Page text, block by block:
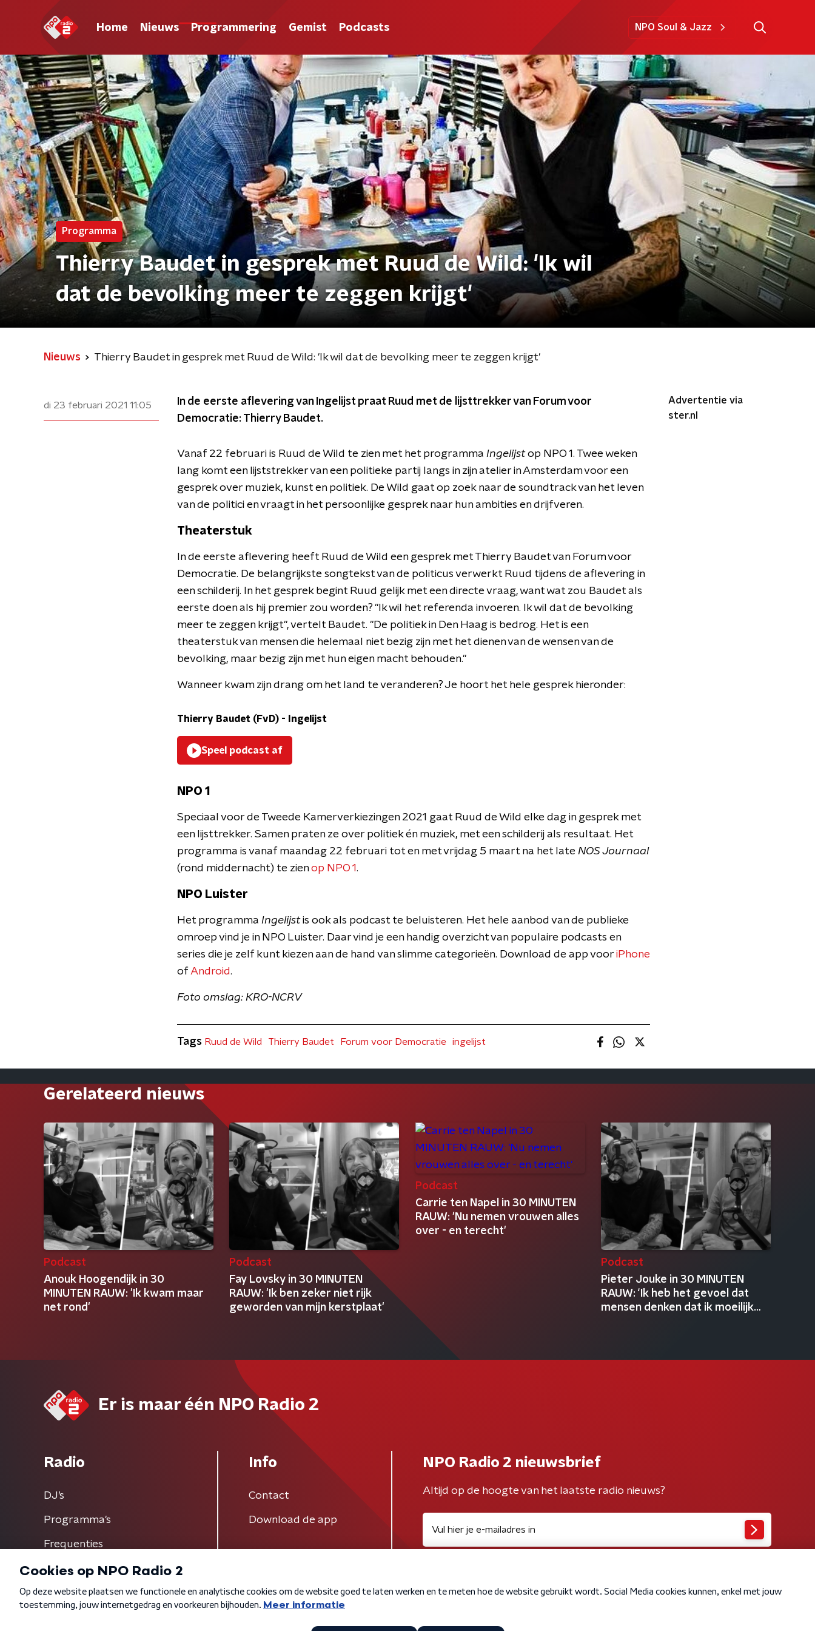
Home Nieuws Programmering Gemist Podcasts NPO Soul & Jazz
Programma
Thierry Baudet in gesprek met Ruud de Wild: 'Ik wil
dat de bevolking meer te zeggen krijgt'
Nieuws Thierry Baudet in gesprek met Ruud de Wild: 'Ik wil dat de bevolking meer te zeggen krijgt'
di 23 februari 2021 11:05
In de eerste aflevering van Ingelijst praat Ruud met de lijsttrekker van Forum voor
Democratie: Thierry Baudet.
Vanaf 22 februari is Ruud de Wild te zien met het programma Ingelijstop NPO 1. Twee weken
lang komt een lijststrekker van een politieke partij langs in zijn atelier in Amsterdam voor een
gesprek over muziek, kunst en politiek. De Wild gaat op zoek naar de soundtrack van het leven
van de politici en vraagt in het persoonlijke gesprek naar hun ambities en drijfveren.
Theaterstuk
In de eerste aflevering heeft Ruud de Wild een gesprek met Thierry Baudet van Forum voor
Democratie. De belangrijkste songtekst van de politicus verwerkt Ruud tijdens de aflevering in
een schilderij. In het gesprek begint Ruud gelijk met een directe vraag, want wat zou Baudet als
eerste doen als hij premier zou worden? "Ik wil het referenda invoeren. Ik wil dat de bevolking
meer te zeggen krijgt", vertelt Baudet. "De politiek in Den Haag is bedrog. Het is een
theaterstuk van mensen die helemaal niet bezig zijn met het dienen van de wensen van de
bevolking, maar bezig zijn met hun eigen macht behouden."
Wanneer kwam zijn drang om het land te veranderen? Je hoort het hele gesprek hieronder:
Thierry Baudet (FvD) - Ingelijst
Speel podcast af
NPO 1
Speciaal voor de Tweede Kamerverkiezingen 2021 gaat Ruud de Wild elke dag in gesprek met
een lijsttrekker. Samen praten ze over politiek én muziek, met een schilderij als resultaat. Het
programma is vanaf maandag 22 februari tot en met vrijdag 5 maart na het late NOS Journaal
(rond middernacht) te zienop NPO 1.
NPO Luister
Het programma Ingelijstis ook als podcast te beluisteren. Het hele aanbod van de publieke
omroep vind je in NPO Luister. Daar vind je een handig overzicht van populaire podcasts en
series die je zelf kunt kiezen aan de hand van slimme categorieën. Download de app vooriPhone
of Android.
Foto omslag: KRO-NCRV
Advertentie via
ster.nl
Tags Ruud de Wild Thierry Baudet Forum voor Democratie ingelijst
Gerelateerd nieuws
Podcast
Anouk Hoogendijk in 30
MINUTEN RAUW: 'Ik kwam maar
net rond'
Podcast
Fay Lovsky in 30 MINUTEN
RAUW: 'Ik ben zeker niet rijk
geworden van mijn kerstplaat'
Podcast
Carrie ten Napel in 30 MINUTEN
RAUW: 'Nu nemen vrouwen alles
over - en terecht'
Podcast
Pieter Jouke in 30 MINUTEN
RAUW: ‘Ik heb het gevoel dat
mensen denken dat ik moeilijk
Er is maar één NPO Radio 2
Radio
DJ’s
Programma's
Frequenties
Info
Contact
Download de app
NPO Radio 2 nieuwsbrief
Altijd op de hoogte van het laatste radio nieuws?
Algemene voorwaarden Privacybeleid